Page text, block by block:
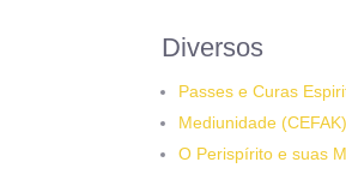
Diversos
Passes e Curas
Mediunidade (CEFAK)
O Perispírito e suas